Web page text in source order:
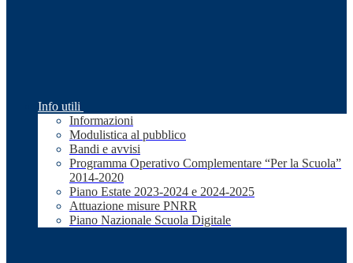
Info utili
Informazioni
Modulistica al pubblico
Bandi e avvisi
Programma Operativo Complementare “Per la Scuola”
2014-2020
Piano Estate 2023-2024 e 2024-2025
Attuazione misure PNRR
Piano Nazionale Scuola Digitale